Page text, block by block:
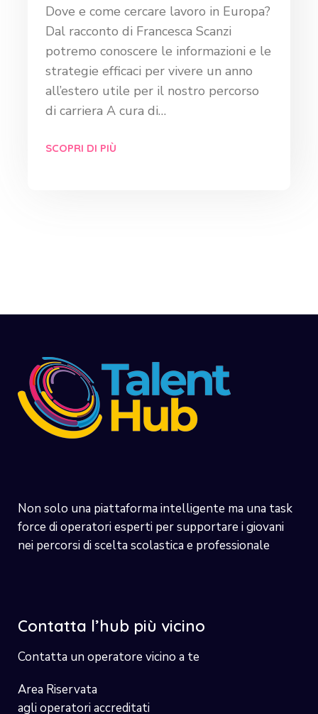
Dove e come cercare lavoro in Europa?
Dal racconto di Francesca Scanzi
potremo conoscere le informazioni e le
strategie efficaci per vivere un anno
all’estero utile per il nostro percorso
di carriera A cura di…
SCOPRI DI PIÙ
Non solo una piattaforma intelligente ma una task
force di operatori esperti per supportare i giovani
nei percorsi di scelta scolastica e professionale
Contatta l’hub più vicino
Contatta un operatore vicino a te
Area Riservata
agli operatori accreditati